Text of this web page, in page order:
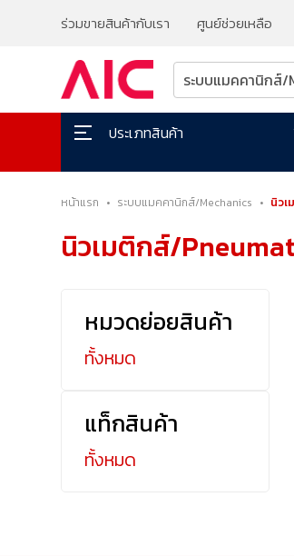
ร่วมขายสินค้ากับเรา ศูนย์ช่วยเหลือ
ประเภทสินค้า
หน้าแรก • ระบบแมคคานิกส์/Mechanics • นิวเ
นิวเมติกส์/
หมวดย่อยสินค้า
ทั้งหมด
แท็กสินค้า
ทั้งหมด